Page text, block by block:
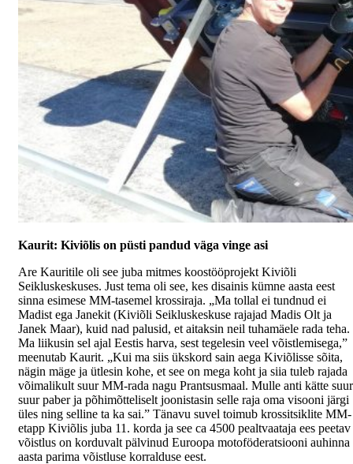
Kaurit: Kiviõlis on püsti pandud väga vinge asi
Are Kauritile oli see juba mitmes koostööprojekt Kiviõli
Seikluskeskuses. Just tema oli see, kes disainis kümne aasta eest
sinna esimese MM-tasemel krossiraja. „Ma tollal ei tundnud ei
Madist ega Janekit (Kiviõli Seikluskeskuse rajajad Madis Olt ja
Janek Maar), kuid nad palusid, et aitaksin neil tuhamäele rada teha.
Ma liikusin sel ajal Eestis harva, sest tegelesin veel võistlemisega,”
meenutab Kaurit. „Kui ma siis ükskord sain aega Kiviõlisse sõita,
nägin mäge ja ütlesin kohe, et see on mega koht ja siia tuleb rajada
võimalikult suur MM-rada nagu Prantsusmaal. Mulle anti kätte
suur paber ja põhimõtteliselt joonistasin selle raja oma visooni järgi
üles ning selline ta ka sai.” Tänavu suvel toimub krossitsiklite MM-
etapp Kiviõlis juba 11. korda ja see ca 4500 pealtvaataja ees peetav
võistlus on korduvalt pälvinud Euroopa motoföderatsiooni auhinna
aasta parima võistluse korralduse eest.